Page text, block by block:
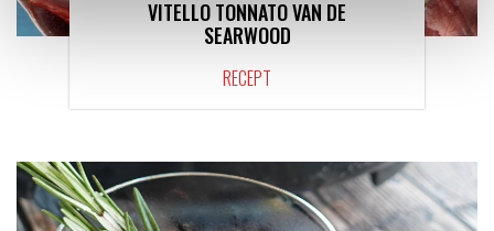
VITELLO TONNATO VAN DE
SEARWOOD
RECEPT